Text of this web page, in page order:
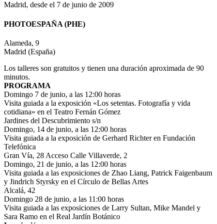
Madrid, desde el 7 de junio de 2009
PHOTOESPAÑA (PHE)
Alameda, 9
Madrid (España)
Los talleres son gratuitos y tienen una duración aproximada de 90
minutos.
PROGRAMA
Domingo 7 de junio, a las 12:00 horas
Visita guiada a la exposición «Los setentas. Fotografía y vida
cotidiana» en el Teatro Fernán Gómez
Jardines del Descubrimiento s/n
Domingo, 14 de junio, a las 12:00 horas
Visita guiada a la exposición de Gerhard Richter en Fundación
Telefónica
Gran Vía, 28 Acceso Calle Villaverde, 2
Domingo, 21 de junio, a las 12:00 horas
Visita guiada a las exposiciones de Zhao Liang, Patrick Faigenbaum
y Jindrich Styrsky en el Círculo de Bellas Artes
Alcalá, 42
Domingo 28 de junio, a las 11:00 horas
Visita guiada a las exposiciones de Larry Sultan, Mike Mandel y
Sara Ramo en el Real Jardín Botánico